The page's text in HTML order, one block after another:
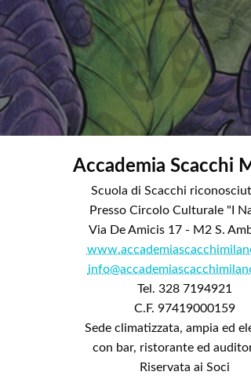
Accademia Scacchi
Scuola di Scacchi
Presso Circolo Culturale "I
Via De Amicis 17 - M2 S.
Tel. 328 7194921
C.F. 97419000159
Sede climatizzata, ampia ed
con bar, ristorante ed
Riservata ai Soci